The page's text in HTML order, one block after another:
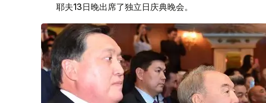
耶夫13日晚出席了独立日庆典晚会。